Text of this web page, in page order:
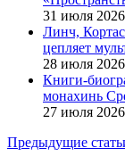
31 июля
Линч,
цепляет
28 июля
Книги-
монахинь
27 июля
Предыдущие